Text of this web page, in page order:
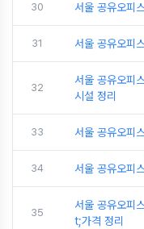
30 서울 공유오피
31 서울 공유오피
32
서울 공유오피
시설 정리
33 서울 공유오피
34 서울 공유오피
35
서울 공유오피
t;가격 정리